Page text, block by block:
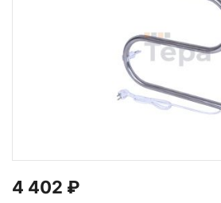
4 402 ₽